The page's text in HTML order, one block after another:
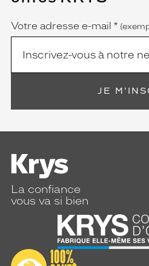
Votre adresse e-mail *
JE
La confiance
vous va si bien